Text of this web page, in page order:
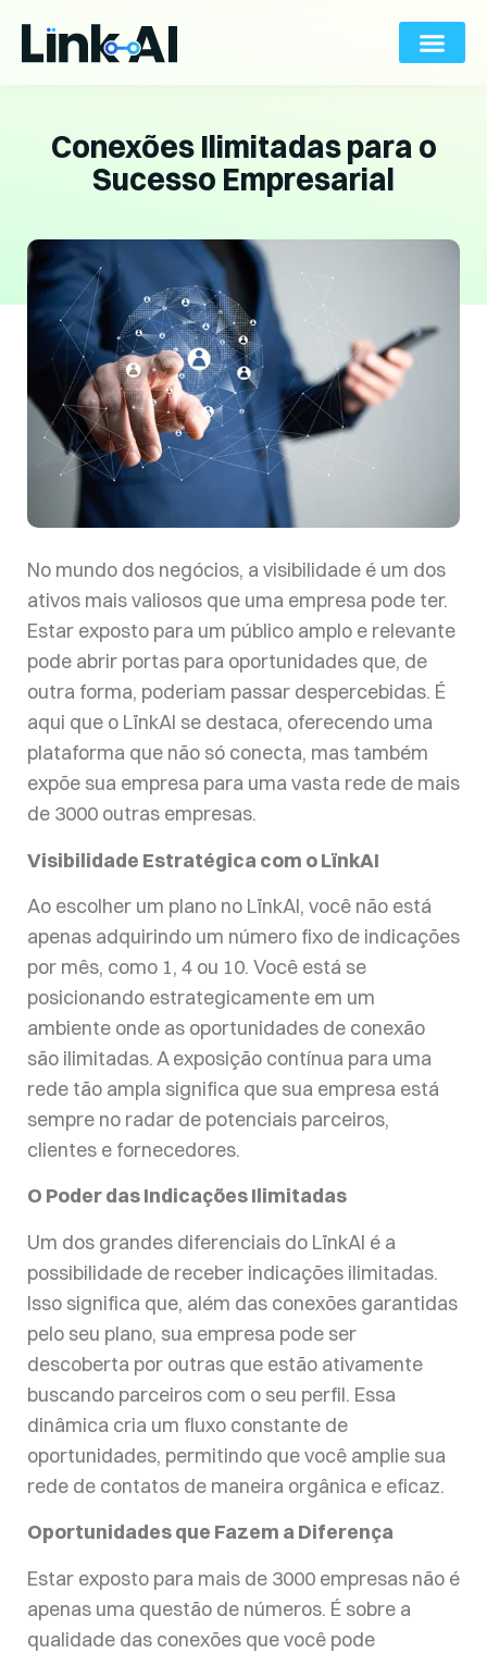
Conexões Ilimitadas para o
Sucesso Empresarial
No mundo dos negócios, a visibilidade é um dos
ativos mais valiosos que uma empresa pode ter.
Estar exposto para um público amplo e relevante
pode abrir portas para oportunidades que, de
outra forma, poderiam passar despercebidas. É
aqui que o LïnkAI se destaca, oferecendo uma
plataforma que não só conecta, mas também
expõe sua empresa para uma vasta rede de mais
de 3000 outras empresas.
Visibilidade Estratégica com o LïnkAI
Ao escolher um plano no LïnkAI, você não está
apenas adquirindo um número fixo de indicações
por mês, como 1, 4 ou 10. Você está se
posicionando estrategicamente em um
ambiente onde as oportunidades de conexão
são ilimitadas. A exposição contínua para uma
rede tão ampla significa que sua empresa está
sempre no radar de potenciais parceiros,
clientes e fornecedores.
O Poder das Indicações Ilimitadas
Um dos grandes diferenciais do LïnkAI é a
possibilidade de receber indicações ilimitadas.
Isso significa que, além das conexões garantidas
pelo seu plano, sua empresa pode ser
descoberta por outras que estão ativamente
buscando parceiros com o seu perfil. Essa
dinâmica cria um fluxo constante de
oportunidades, permitindo que você amplie sua
rede de contatos de maneira orgânica e eficaz.
Oportunidades que Fazem a Diferença
Estar exposto para mais de 3000 empresas não é
apenas uma questão de números. É sobre a
qualidade das conexões que você pode